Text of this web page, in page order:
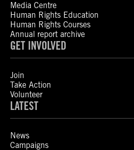
Media Centre
Human Rights Education
Human Rights Courses
Annual report archive
GET INVOLVED
Join
Take Action
Volunteer
LATEST
News
Campaigns